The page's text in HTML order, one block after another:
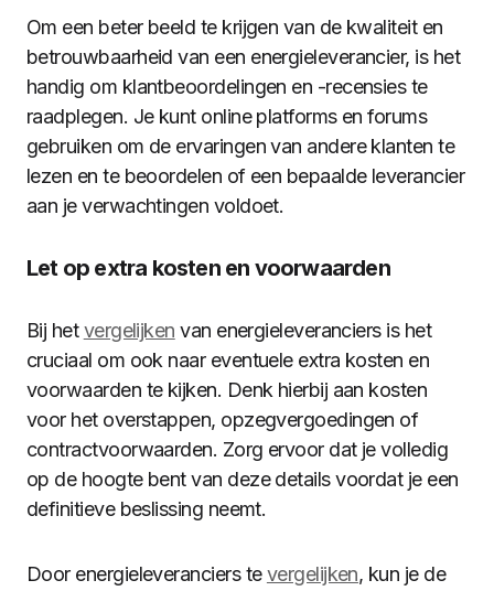
Om een beter beeld te krijgen van de kwaliteit en
betrouwbaarheid van een energieleverancier, is het
handig om klantbeoordelingen en -recensies te
raadplegen. Je kunt online platforms en forums
gebruiken om de ervaringen van andere klanten te
lezen en te beoordelen of een bepaalde leverancier
aan je verwachtingen voldoet.
Let op extra kosten en voorwaarden
Bij hetvergelijken van energieleveranciers is het
cruciaal om ook naar eventuele extra kosten en
voorwaarden te kijken. Denk hierbij aan kosten
voor het overstappen, opzegvergoedingen of
contractvoorwaarden. Zorg ervoor dat je volledig
op de hoogte bent van deze details voordat je een
definitieve beslissing neemt.
Door energieleveranciers tevergelijken, kun je de